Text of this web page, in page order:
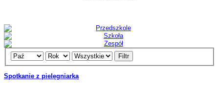
Filtr
Spotkanie z pielęgniarką